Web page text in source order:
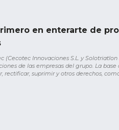
en enterarte de
Innovaciones S.L. y Solotriatlon
de las empresas del grupo. La
suprimir y otros derechos,